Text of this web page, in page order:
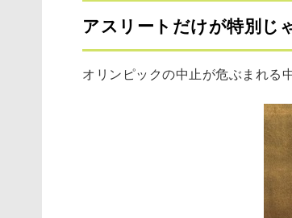
アスリートだけが特別じ
オリンピックの中止が危ぶまれる